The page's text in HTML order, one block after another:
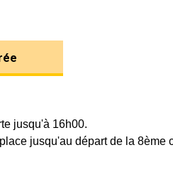
jusqu'à 16h00.
jusqu'au départ de la 8ème